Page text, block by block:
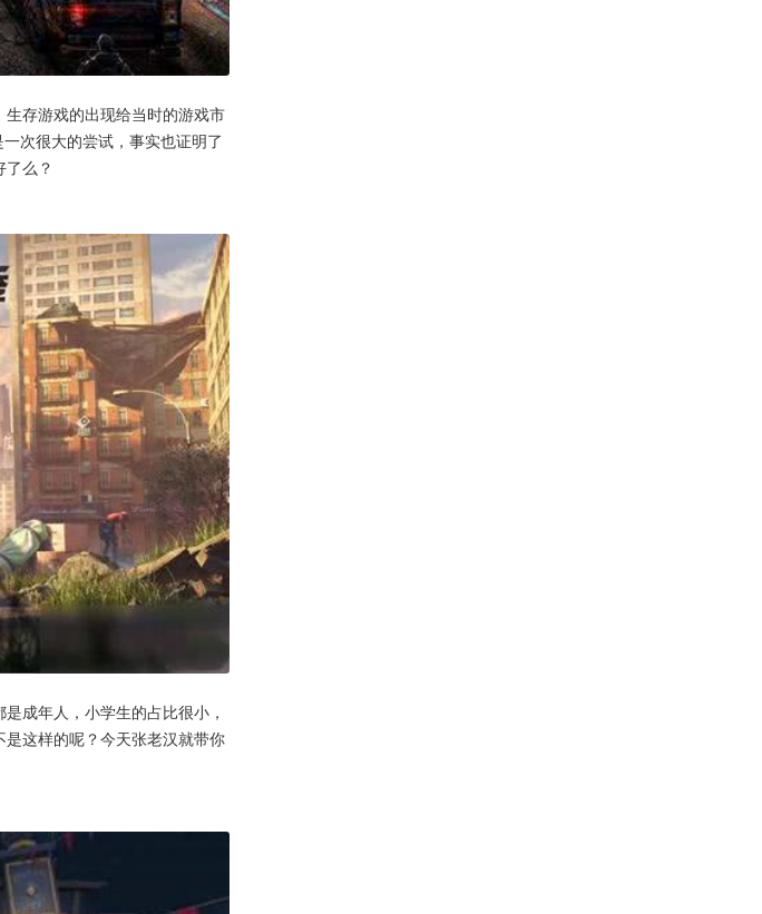
存游戏的出现给当时的游戏市
次很大的尝试，事实也证明了
么？
成年人，小学生的占比很小，
这样的呢？今天张老汉就带你